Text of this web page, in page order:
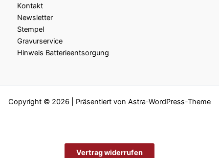
Kontakt
Newsletter
Stempel
Gravurservice
Hinweis Batterieentsorgung
Copyright © 2026 | Präsentiert von Astra-WordPress-Theme
Vertrag widerrufen